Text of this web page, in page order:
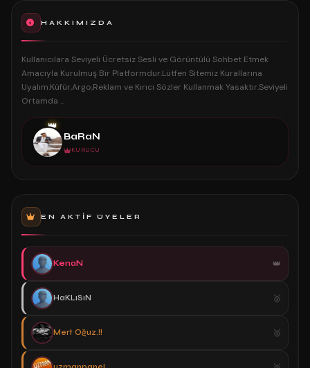
HAKKIMIZDA
Kullanıcılara Seviyeli Ücretsiz Sesli ve Görüntülü Sohbet Etmek
Amacıyla Kurulmuş Bir Platformdur.Lütfen Sitemiz Kurallarına
Uyalım.Küfür,Argo,Reklam ve Kırıcı Sözler Kullanmak Yasaktır.Seviyeli
Ortamda ...
👑
BaRaN
KURUCU
EN AKTIF ÜYELER
KenaN
HaKLıSıN
Mert Oğuz.!!